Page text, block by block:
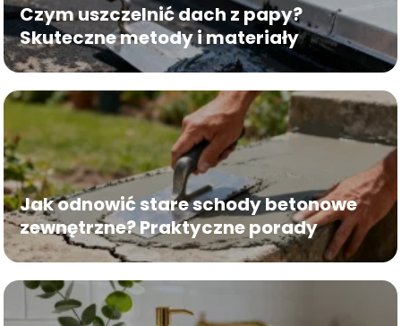
Czym uszczelnić dach z papy?
Skuteczne metody i materiały
Jak odnowić stare schody betonowe
zewnętrzne? Praktyczne porady